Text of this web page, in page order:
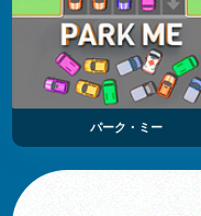
パーク・ミー